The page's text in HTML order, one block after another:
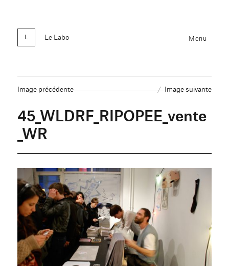
Le Labo Menu
Image précédente Image suivante
45_WLDRF_RIPOPEE_vente
_WR